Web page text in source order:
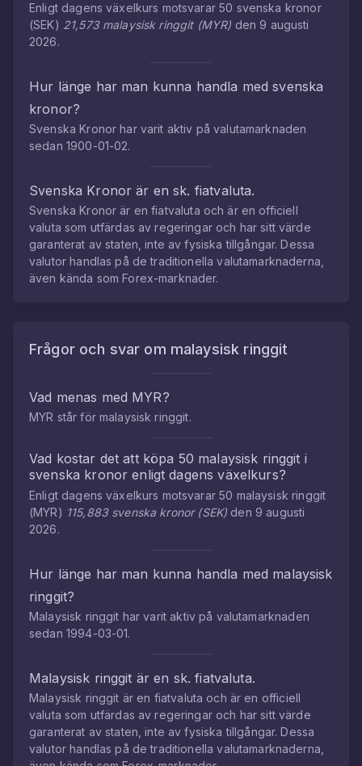
Enligt dagens växelkurs motsvarar50 svenska kronor
(SEK) 21,573 malaysisk ringgit(MYR) den 9 augusti
2026.
Hur länge har man kunna handla medsvenska
kronor?
Svenska Kronor har varit aktiv på valutamarknaden
sedan 1900-01-02.
Svenska Kronor är en sk. fiatvaluta.
Svenska Kronor är en fiatvaluta och är en officiell
valuta som utfärdas av regeringar och har sitt värde
garanterat av staten, inte av fysiska tillgångar. Dessa
valutor handlas på de traditionella valutamarknaderna,
även kända som Forex-marknader.
Frågor och svar om malaysisk ringgit
Vad menas med MYR?
MYR står för malaysisk ringgit.
Vad kostar det att köpa 50 malaysisk ringgit i
svenska kronor enligt dagens växelkurs?
Enligt dagens växelkurs motsvarar50 malaysisk ringgit
(MYR) 115,883 svenska kronor(SEK) den 9 augusti
2026.
Hur länge har man kunna handla med malaysisk
ringgit?
Malaysisk ringgit har varit aktiv på valutamarknaden
sedan 1994-03-01.
Malaysisk ringgit är en sk. fiatvaluta.
Malaysisk ringgit är en fiatvaluta och är en officiell
valuta som utfärdas av regeringar och har sitt värde
garanterat av staten, inte av fysiska tillgångar. Dessa
valutor handlas på de traditionella valutamarknaderna,